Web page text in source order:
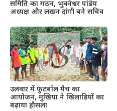
समिति का गठन, भुवनेश्वर पांडेय
अध्यक्ष और लखन दांगी बने सचिव
उलवार में फुटबॉल मैच का
आयोजन, मुखिया ने खिलाड़ियों का
बढ़ाया हौसला